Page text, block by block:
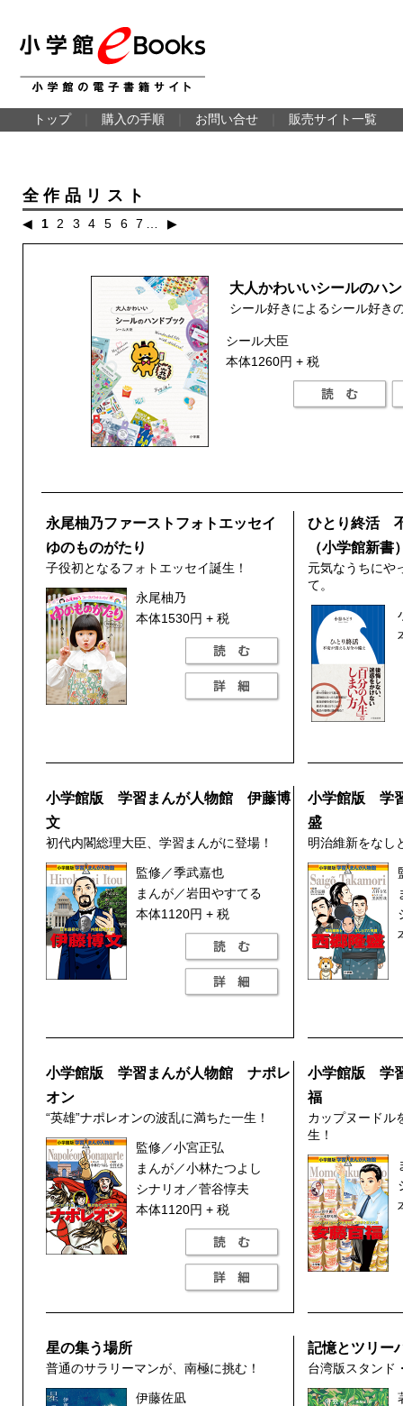
トップ 購入の手順 お問い合せ 販売サイト一覧
全作品リスト
◀ 1 2 3 4 5 6 7 ▶
大人かわいいシールのハ
シール好きによるシール好き
シール大臣
本体1260円 + 税
永尾柚乃ファーストフォトエッセイ
ゆのものがたり
子役初となるフォトエッセイ誕生！
永尾柚乃
本体1530円 + 税
ひとり終活
（小学館新書
元気なうちにや
て。
小学館版 学習まんが人物館 伊藤博
文
初代内閣総理大臣、学習まんがに登場！
監修／季武嘉也
まんが／岩田やすてる
本体1120円 + 税
小学館版 学
盛
明治維新をなし
小学館版 学習まんが人物館 ナポレ
オン
“英雄”ナポレオンの波乱に満ちた一生！
監修／小宮正弘
まんが／小林たつよし
シナリオ／菅谷惇夫
本体1120円 + 税
小学館版 学
福
カップヌードル
生！
星の集う場所
普通のサラリーマンが、南極に挑む！
伊藤佐凪
記憶とツリー
台湾版スタンド